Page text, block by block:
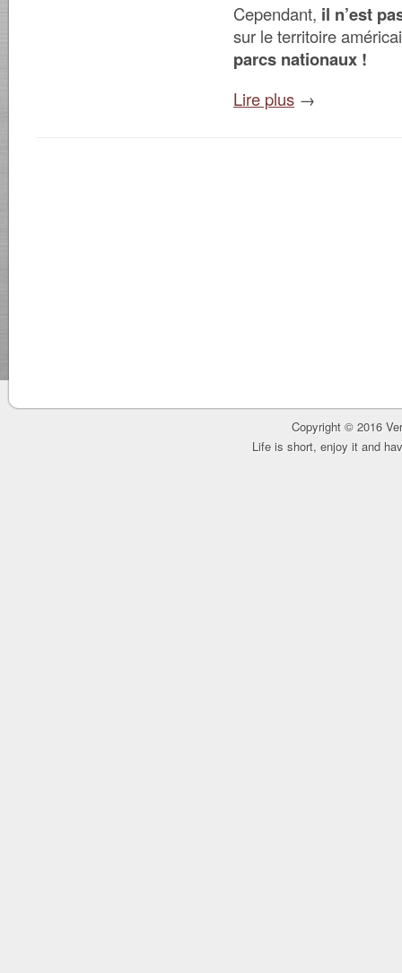
Cependant, il n’est
sur le territoire
parcs nationaux !
Lire plus →
Copyright © 2016
Life is short, enjoy it and